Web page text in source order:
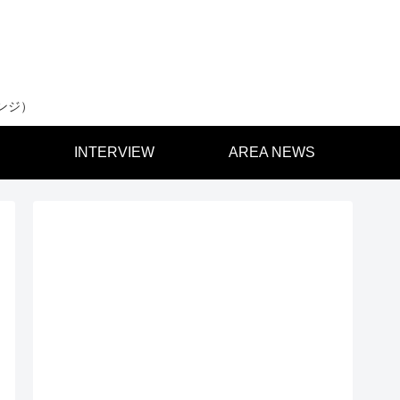
）
INTERVIEW AREA NEWS